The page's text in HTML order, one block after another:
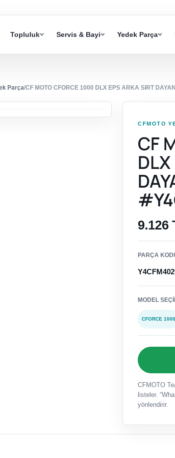
Topluluk Servis & Bayi Yedek Parça
Parça/CF MOTO CFORCE 1000 DLX EPS ARKA SIRT
CFMOTO
CF
9.126
PARÇA
MODEL
CFORCE 1000
CFMOTO
listeler.
yönlendirir.